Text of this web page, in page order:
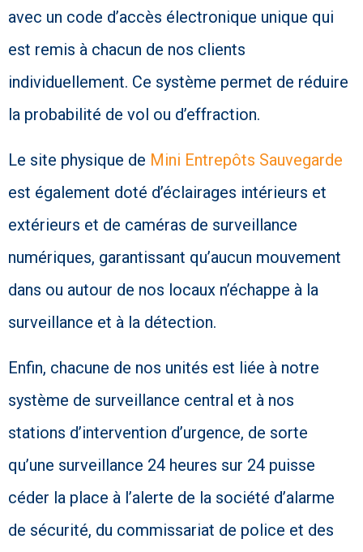
avec un code d’accès électronique unique qui
est remis à chacun de nos clients
individuellement. Ce système permet de réduire
la probabilité de vol ou d’effraction.
Le site physique de Mini Entrepôts Sauvegarde
est également doté d’éclairages intérieurs et
extérieurs et de caméras de surveillance
numériques, garantissant qu’aucun mouvement
dans ou autour de nos locaux n’échappe à la
surveillance et à la détection.
Enfin, chacune de nos unités est liée à notre
système de surveillance central et à nos
stations d’intervention d’urgence, de sorte
qu’une surveillance 24 heures sur 24 puisse
céder la place à l’alerte de la société d’alarme
de sécurité, du commissariat de police et des